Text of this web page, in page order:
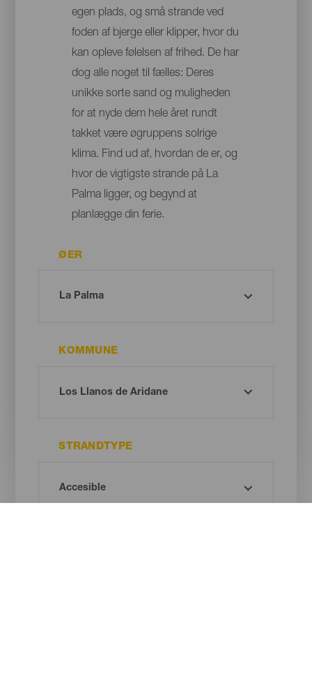
egen plads, og små strande ved
foden af bjerge eller klipper, hvor du
kan opleve følelsen af frihed. De har
dog alle noget til fælles: Deres
unikke sorte sand og muligheden
for at nyde dem hele året rundt
takket være øgruppens solrige
klima. Find ud af, hvordan de er, og
hvor de vigtigste strande på La
Palma ligger, og begynd at
planlægge din ferie.
ØER
KOMMUNE
STRANDTYPE